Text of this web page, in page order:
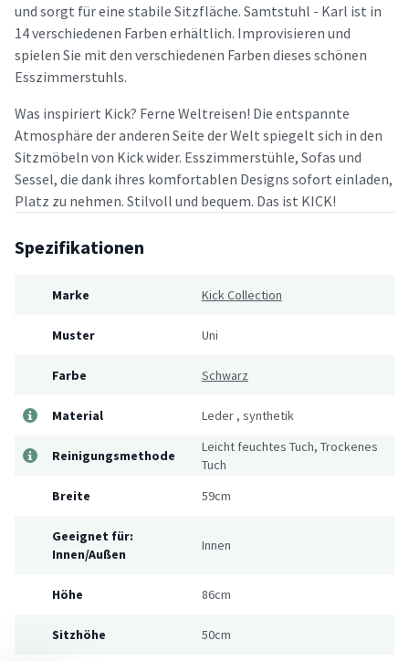
und sorgt für eine stabile Sitzfläche. Samtstuhl - Karl ist in
14 verschiedenen Farben erhältlich. Improvisieren und
spielen Sie mit den verschiedenen Farben dieses schönen
Esszimmerstuhls.
Was inspiriert Kick? Ferne Weltreisen! Die entspannte
Atmosphäre der anderen Seite der Welt spiegelt sich in den
Sitzmöbeln von Kick wider. Esszimmerstühle, Sofas und
Sessel, die dank ihres komfortablen Designs sofort einladen,
Platz zu nehmen. Stilvoll und bequem. Das ist KICK!
Spezifikationen
Marke Kick Collection
Muster Uni
Farbe Schwarz
Material Leder , synthetik
Reinigungsmethode
Leicht feuchtes Tuch, Trockenes
Tuch
Breite
59cm
Geeignet für:
Innen/Außen
Innen
Höhe 86cm
Sitzhöhe 50cm